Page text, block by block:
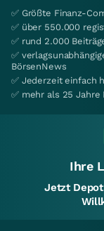
✅ Größte Finanz-
✅ über 550.000
✅ rund 2.000
✅
BörsenNews
✅ Jederzeit einfach
✅ mehr als 25 Jahre
Ihre
Jetzt Depot